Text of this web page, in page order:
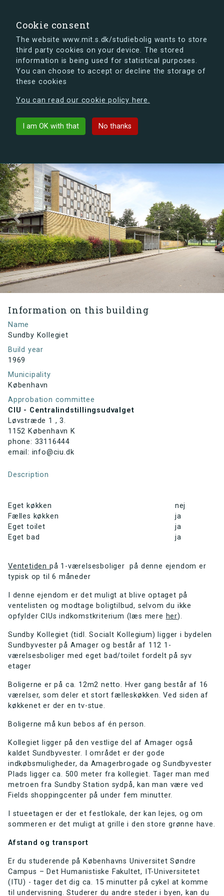
Cookie consent
The website www.mit.s.dk/studiebolig wants to store
third party cookies on your device. The stored
information is being used for statistical purposes.
You can choose to accept or decline the storage of
these cookies
You can read our cookie policy here.
I am OK with that No thanks
s.dk is getting a new look soon. If you're curious, you
can already take a peek at what the new s.dk will look
List buildings Sundby Kollegiet
Previous Next
Information on this building
Name
Sundby Kollegiet
Build year
1969
Municipality
København
Approbation committee
CIU - Centralindstillingsudvalget
Løvstræde 1 , 3.
1152 København K
phone: 33116444
email: info@ciu.dk
Description
Eget køkken
nej
Fælles køkken
ja
Eget toilet
ja
Eget bad
ja
Ventetiden på 1-værelsesboliger på denne ejendom er
typisk op til 6 måneder
I denne ejendom er det muligt at blive optaget på
ventelisten og modtage boligtilbud, selvom du ikke
opfylder CIUs indkomstkriterium (læs mere her).
Sundby Kollegiet (tidl. Socialt Kollegium) ligger i bydelen
Sundbyvester på Amager og består af 112 1-
værelsesboliger med eget bad/toilet fordelt på syv
etager
Boligerne er på ca. 12m2 netto. Hver gang består af 16
værelser, som deler et stort fælleskøkken. Ved siden af
køkkenet er der en tv-stue.
Boligerne må kun bebos af én person.
Kollegiet ligger på den vestlige del af Amager også
kaldet Sundbyvester. I området er der gode
indkøbsmuligheder, da Amagerbrogade og Sundbyvester
Plads ligger ca. 500 meter fra kollegiet. Tager man med
metroen fra Sundby Station sydpå, kan man være ved
Fields shoppingcenter på under fem minutter.
I stueetagen er der et festlokale, der kan lejes, og om
sommeren er det muligt at grille i den store grønne have.
Afstand og transport
Er du studerende på Københavns Universitet Søndre
Campus – Det Humanistiske Fakultet, IT-Universitetet
(ITU) - tager det dig ca. 15 minutter på cykel at komme
til undervisning. Studerer du andre steder i byen, kan du